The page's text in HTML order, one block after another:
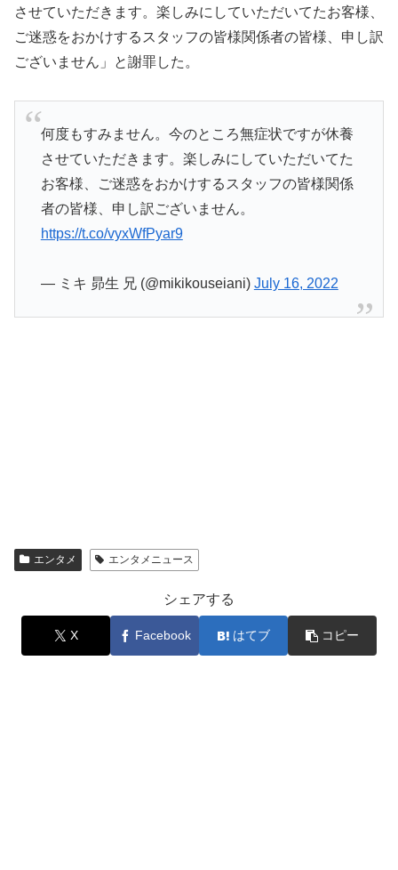
させていただきます。楽しみにしていただいてたお客様、
ご迷惑をおかけするスタッフの皆様関係者の皆様、申し訳
ございません」と謝罪した。
何度もすみません。今のところ無症状ですが休養
させていただきます。楽しみにしていただいてた
お客様、ご迷惑をおかけするスタッフの皆様関係
者の皆様、申し訳ございません。
https://t.co/vyxWfPyar9
— ミキ 昴生 兄 (@mikikouseiani) July 16, 2022
エンタメ エンタメニュース
シェアする
X Facebook はてブ コピー